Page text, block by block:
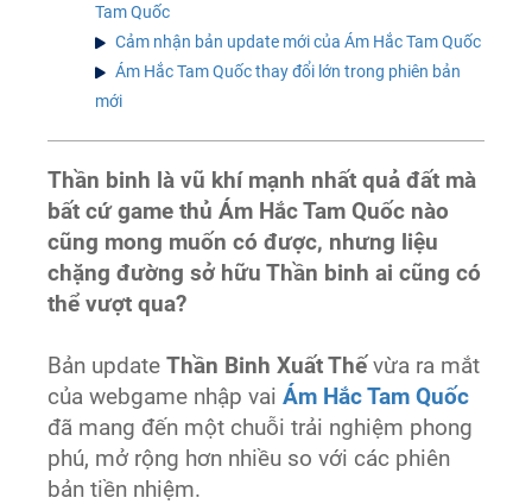
Tam Quốc
Cảm nhận bản update mới của Ám Hắc Tam Quốc
Ám Hắc Tam Quốc thay đổi lớn trong phiên bản
mới
Thần binh là vũ khí mạnh nhất quả đất mà
bất cứ game thủ Ám Hắc Tam Quốc nào
cũng mong muốn có được, nhưng liệu
chặng đường sở hữu Thần binh ai cũng có
thể vượt qua?
Bản updateThần Binh Xuất Thếvừa ra mắt
của webgame nhập vaiÁm Hắc Tam Quốc
đã mang đến một chuỗi trải nghiệm phong
phú, mở rộng hơn nhiều so với các phiên
bản tiền nhiệm.